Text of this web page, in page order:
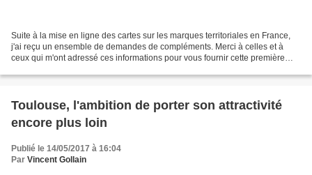
Suite à la mise en ligne des cartes sur les marques territoriales en France,
j'ai reçu un ensemble de demandes de compléments. Merci à celles et à
ceux qui m'ont adressé ces informations pour vous fournir cette première
Toulouse, l'ambition de porter son attractivité
encore plus loin
Publié le 14/05/2017 à 16:04
Par Vincent Gollain